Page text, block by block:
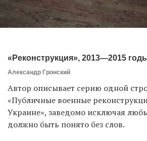
«Реконструкция», 2013—2015
Александр Гронский
Автор описывает серию одной
«Публичные военные
Украине», заведомо исключая
должно быть понято без слов.